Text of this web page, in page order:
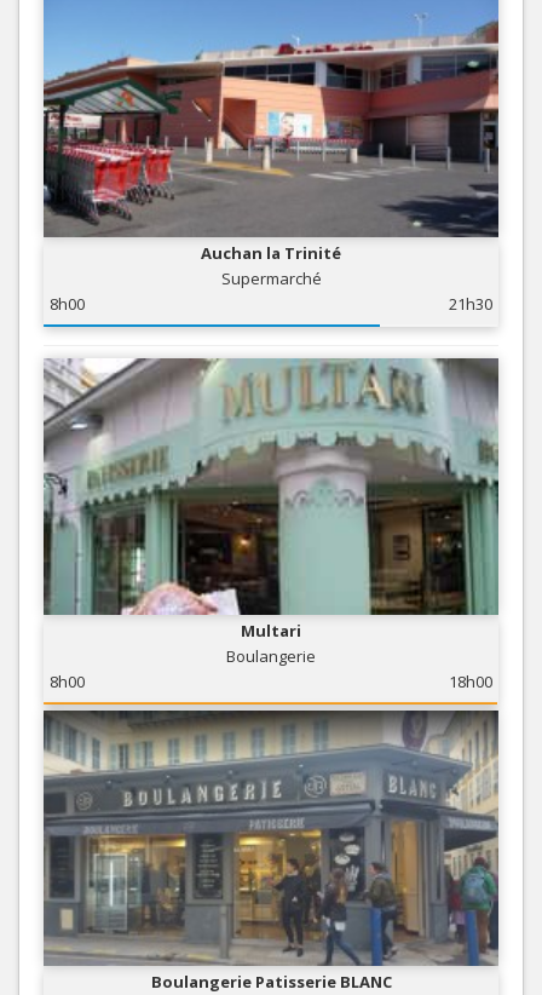
Auchan la Trinité
Supermarché
8h00
21h30
Multari
Boulangerie
8h00
18h00
Boulangerie Patisserie BLANC